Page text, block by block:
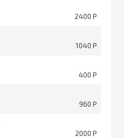
2400
1040
400
960
2000